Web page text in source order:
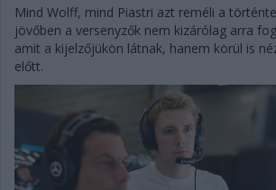
Mind Wolff, mind Piastri azt reméli a
jövőben a versenyzők nem kizárólag arra
amit a kijelzőjükön látnak, hanem körül is
előtt.